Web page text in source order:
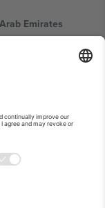
Emirates
Office 302, Dubai,
იცვლება